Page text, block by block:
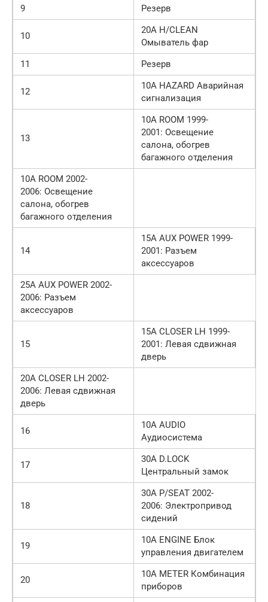
9 Резерв
10
20А H/CLEAN
Омыватель фар
11
Резерв
12
10А HAZARD Аварийная
сигнализация
13
10А ROOM 1999-
2001: Освещение
салона, обогрев
багажного отделения
10А ROOM 2002-
2006: Освещение
салона, обогрев
багажного отделения
14
15А AUX POWER 1999-
2001: Разъем
аксессуаров
25А AUX POWER 2002-
2006: Разъем
аксессуаров
15
15А CLOSER LH 1999-
2001: Левая сдвижная
дверь
20А CLOSER LH 2002-
2006: Левая сдвижная
дверь
16
10А AUDIO
Аудиосистема
17
30А D.LOCK
Центральный замок
18
30А P/SEAT 2002-
2006: Электропривод
сидений
19
10А ENGINE Блок
управления двигателем
20
10А METER Комбинация
приборов